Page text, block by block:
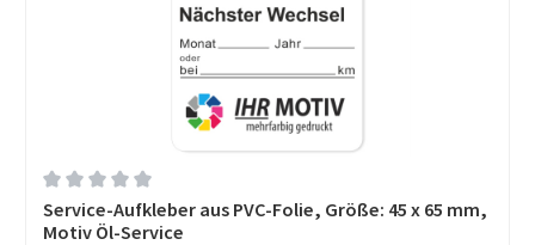
Durchschnittliche Bewertung von 0 von 5 Sternen
Service-Aufkleber aus PVC-Folie, Größe: 45 x 65 mm,
Motiv Öl-Service